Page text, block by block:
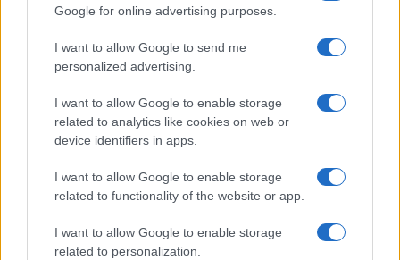
Google for online advertising purposes.
I want to allow Google to send me
personalized advertising.
I want to allow Google to enable storage
related to analytics like cookies on web or
device identifiers in apps.
I want to allow Google to enable storage
related to functionality of the website or app.
I want to allow Google to enable storage
related to personalization.
Come padroneggiare la bandeja nel padel: consigli e
tecniche